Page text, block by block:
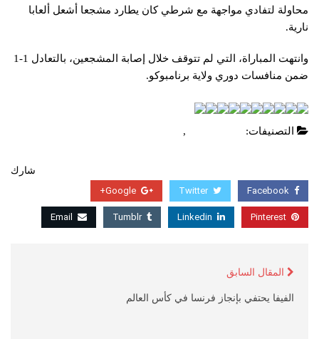
محاولة لتفادي مواجهة مع شرطي كان يطارد مشجعا أشعل ألعابا
نارية.
وانتهت المباراة، التي لم تتوقف خلال إصابة المشجعين، بالتعادل 1-1
ضمن منافسات دوري ولاية برنامبوكو.
التصنيفات: ,
شارك
Facebook
Twitter
Google+
Pinterest
Linkedin
Tumblr
Email
المقال السابق
الفيفا يحتفي بإنجاز فرنسا في كأس العالم